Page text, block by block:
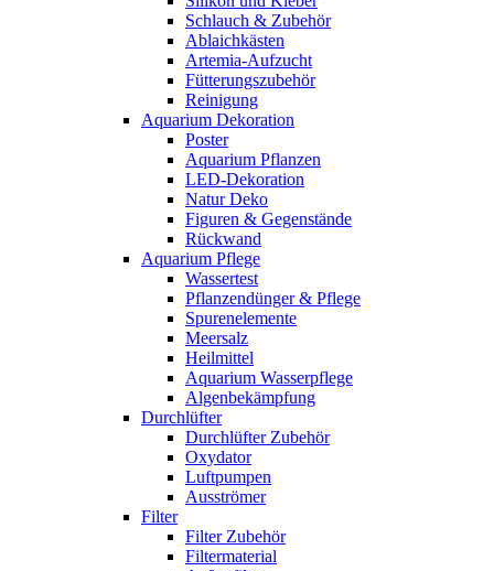
Schlauch & Zubehör
Ablaichkästen
Artemia-Aufzucht
Fütterungszubehör
Reinigung
Aquarium Dekoration
Poster
Aquarium Pflanzen
LED-Dekoration
Natur Deko
Figuren & Gegenstände
Rückwand
Aquarium Pflege
Wassertest
Pflanzendünger & Pflege
Spurenelemente
Meersalz
Heilmittel
Aquarium Wasserpflege
Algenbekämpfung
Durchlüfter
Durchlüfter Zubehör
Oxydator
Luftpumpen
Ausströmer
Filter
Filter Zubehör
Filtermaterial